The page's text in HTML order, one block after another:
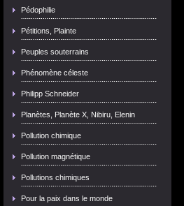
Pédophilie
Pétitions, Plainte
Peuples souterrains
Phénomène céleste
Philipp Schneider
Planètes, Planète X, Nibiru, Elenin
Pollution chimique
Pollution magnétique
Pollutions chimiques
Pour la paix dans le monde